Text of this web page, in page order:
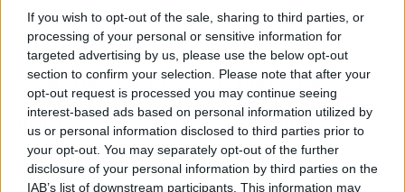
If you wish to opt-out of the sale, sharing to third parties, or
processing of your personal or sensitive information for
targeted advertising by us, please use the below opt-out
section to confirm your selection. Please note that after your
opt-out request is processed you may continue seeing
interest-based ads based on personal information utilized by
us or personal information disclosed to third parties prior to
your opt-out. You may separately opt-out of the further
disclosure of your personal information by third parties on the
IAB’s list of downstream participants. This information may
Sea cual sea la finalidad para acudir a este
restaurante, La Taberna Casera invita a locales
y turistas a que se animen a degustar una
sangría de cava artesana premiada por los
expertos, mientras disfrutan de los más
deliciosos platos de la cocina mediterránea.
Artículo siguiente